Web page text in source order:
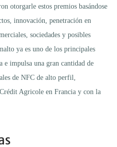
otorgarle estos premios basándose
innovación, penetración en
sociedades y posibles
ya es uno de los principales
e impulsa una gran cantidad de
de NFC de alto perfil,
Agricole en Francia y con la